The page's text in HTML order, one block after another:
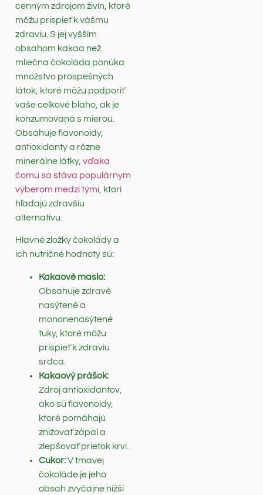
cenným zdrojom živín, ktoré
môžu prispieť k vášmu
zdraviu. S jej vyšším
obsahom kakaa než
mliečna čokoláda ponúka
množstvo prospešných
látok, ktoré môžu podporiť
vaše celkové blaho, ak je
konzumovaná s mierou.
Obsahuje flavonoidy,
antioxidanty a rôzne
minerálne látky, vďaka
čomu sa stáva populárnym
výberom medzi tými , ktorí
hľadajú zdravšiu
alternatívu.
Hlavné zložky čokolády a
ich nutričné hodnoty sú:
Kakaové maslo:
Obsahuje zdravé
nasýtené a
mononenasýtené
tuky, ktoré môžu
prispieť k zdraviu
srdca.
Kakaový prášok:
Zdroj antioxidantov,
ako sú flavonoidy,
ktoré pomáhajú
znižovať zápal a
zlepšovať prietok krvi.
Cukor:V tmavej
čokoláde je jeho
obsah zvyčajne nižší